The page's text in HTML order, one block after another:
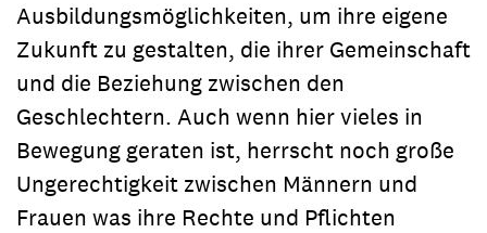
Ausbildungsmöglichkeiten, um ihre eigene
Zukunft zu gestalten, die ihrer Gemeinschaft
und die Beziehung zwischen den
Geschlechtern. Auch wenn hier vieles in
Bewegung geraten ist, herrscht noch große
Ungerechtigkeit zwischen Männern und
Frauen was ihre Rechte und Pflichten